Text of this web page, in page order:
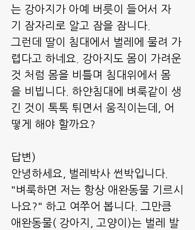
는 강아지가 아예 버릇이 들어서 자
기 잠자리로 알고 잠을 잠니다.
그런데 딸이 침대에서 벌레에 물려 가
렵다고 하네요. 강아지도 몸이 가려운
것 처럼 몸을 비틀며 침대위에서 몸
을 비빕니다. 하얀침대에 벼룩같이 생
긴 것이 톡톡 튀면서 움직이는데, 어
떻게 해야 할까요?
답변)
안녕하세요, 벌레박사 썬박입니다.
"벼룩하면 저는 항상 애완동물 기르시
나요?" 하고 여쭈어 봅니다. 그만큼
애완동물( 강아지, 고양이)는 벌레 발